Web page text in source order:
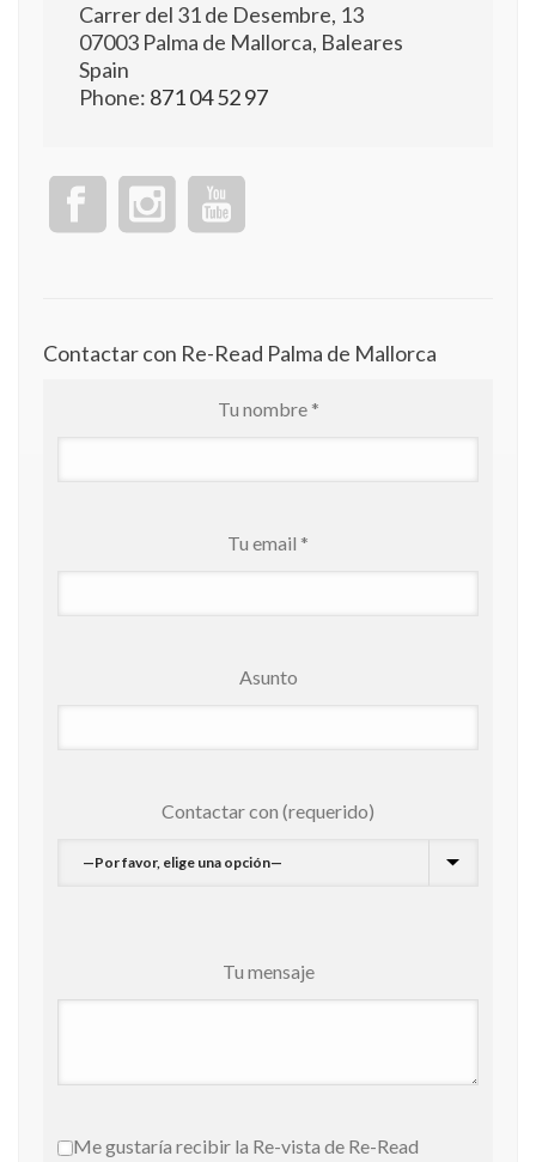
Carrer del 31 de Desembre, 13
07003 Palma de Mallorca, Baleares
Spain
Phone: 871 04 52 97
Contactar con Re-Read Palma de Mallorca
Tu nombre *
Tu email *
Asunto
Contactar con (requerido)
Tu mensaje
Me gustaría recibir la Re-vista de Re-Read